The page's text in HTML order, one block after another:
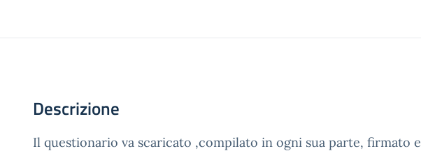
Descrizione
Il questionario va scaricato ,compilato in ogni sua parte, firmato e